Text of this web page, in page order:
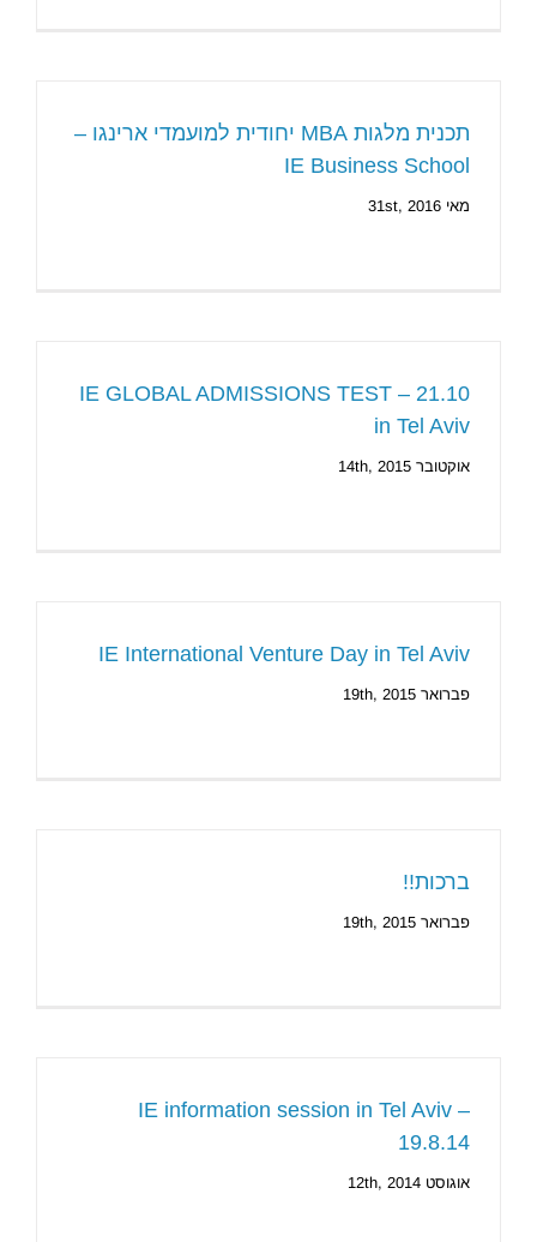
תכנית מלגות MBA יחודית למועמדי ארינגו –
IE Business School
מאי 31st, 2016
IE GLOBAL ADMISSIONS TEST – 21.10
in Tel Aviv
אוקטובר 14th, 2015
IE International Venture Day in Tel Aviv
פברואר 19th, 2015
ברכות!!
פברואר 19th, 2015
IE information session in Tel Aviv –
19.8.14
אוגוסט 12th, 2014